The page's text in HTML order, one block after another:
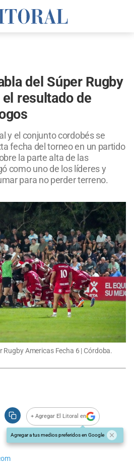
del Súper Rugby
resultado de
y el conjunto cordobés se
fecha del torneo en un partido
la parte alta de las
como uno de los líderes y
para no perder terreno.
Rugby Americas Fecha 6 | Córdoba.
+ Agregar El Litoral en
Agregar a tus medios preferidos en Google